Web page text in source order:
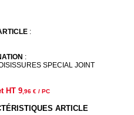
:
:
SPECIAL JOINT
HT 9 ,96 € / PC
ARTICLE